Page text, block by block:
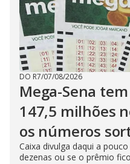
DO R7/07/08/2026
Mega-Sena
147,5 milhões
os números
Caixa divulga daqui a
dezenas ou se o prêmio